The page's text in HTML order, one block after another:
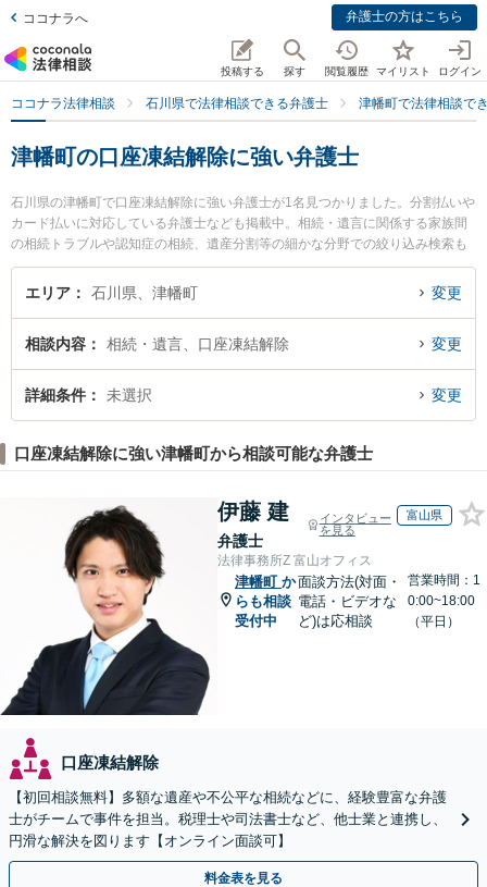
ココナラへ 弁護士の方はこちら
投稿する 探す 閲覧履歴 マイリスト ログイン
ココナラ法律相談 石川県で法律相談できる弁護士 津幡町で法律相談で
津幡町の口座凍結解除に強い弁護士
石川県の津幡町で口座凍結解除に強い弁護士が1名見つかりました。分割払いや
カード払いに対応している弁護士なども掲載中。相続・遺言に関係する家族間
の相続トラブルや認知症の相続、遺産分割等の細かな分野での絞り込み検索も
でき便利です。特に津幡法律事務所の横見 健太弁護士のプロフィール情報や弁
護士費用、強みなどが注目されています。『津幡町で土日や夜間に発生した口
解除を法律相談できる津幡町内の弁護士に相談予約したい』などでお困りの相
談者さんにおすすめです。
エリア 石川県、津幡町 変更
相談内容 相続・遺言、口座凍結解除 変更
詳細条件 未選択 変更
口座凍結解除に強い津幡町から相談可能な弁護士
伊藤 建
弁護士
インタビュー
を見る
富山県
法律事務所Z 富山オフィス
津幡町 か
らも相談
受付中
面談方法(対面・
電話・ビデオな
ど)は応相談
営業時間：1
0:00~18:00
（平日）
口座凍結解除
【初回相談無料】多額な遺産や不公平な相続などに、経験豊富な弁護
士がチームで事件を担当。税理士や司法書士など、他士業と連携し、
円滑な解決を図ります【オンライン面談可】
料金表を見る